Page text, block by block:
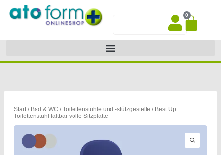
Inhalt
0
Start/ Bad & WC /Toilettenstühle und -stützgestelle / Best Up
Toilettenstuhl faltbar volle Sitzplatte